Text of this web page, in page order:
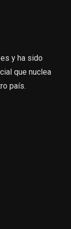
y ha sido
que nuclea
país.